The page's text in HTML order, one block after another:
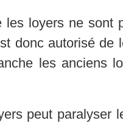
les loyers ne sont
donc autorisé de
les anciens
peut paralyser